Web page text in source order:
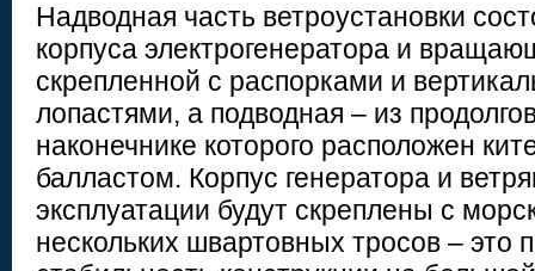
Надводная часть ветроустановки
корпуса электрогенератора и
скрепленной с распорками и
лопастями, а подводная – из
наконечнике которого расположен
балластом. Корпус генератора и
эксплуатации будут скреплены с
нескольких швартовных тросов – это